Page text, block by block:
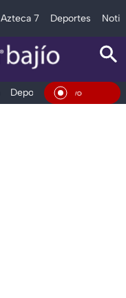
Azteca 7 Deportes
Deportes Espectáculos
En